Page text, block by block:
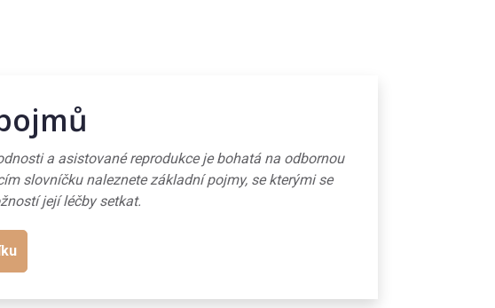
a asistované reprodukce je bohatá na odbornou
slovníčku naleznete základní pojmy, se kterými se
její léčby setkat.